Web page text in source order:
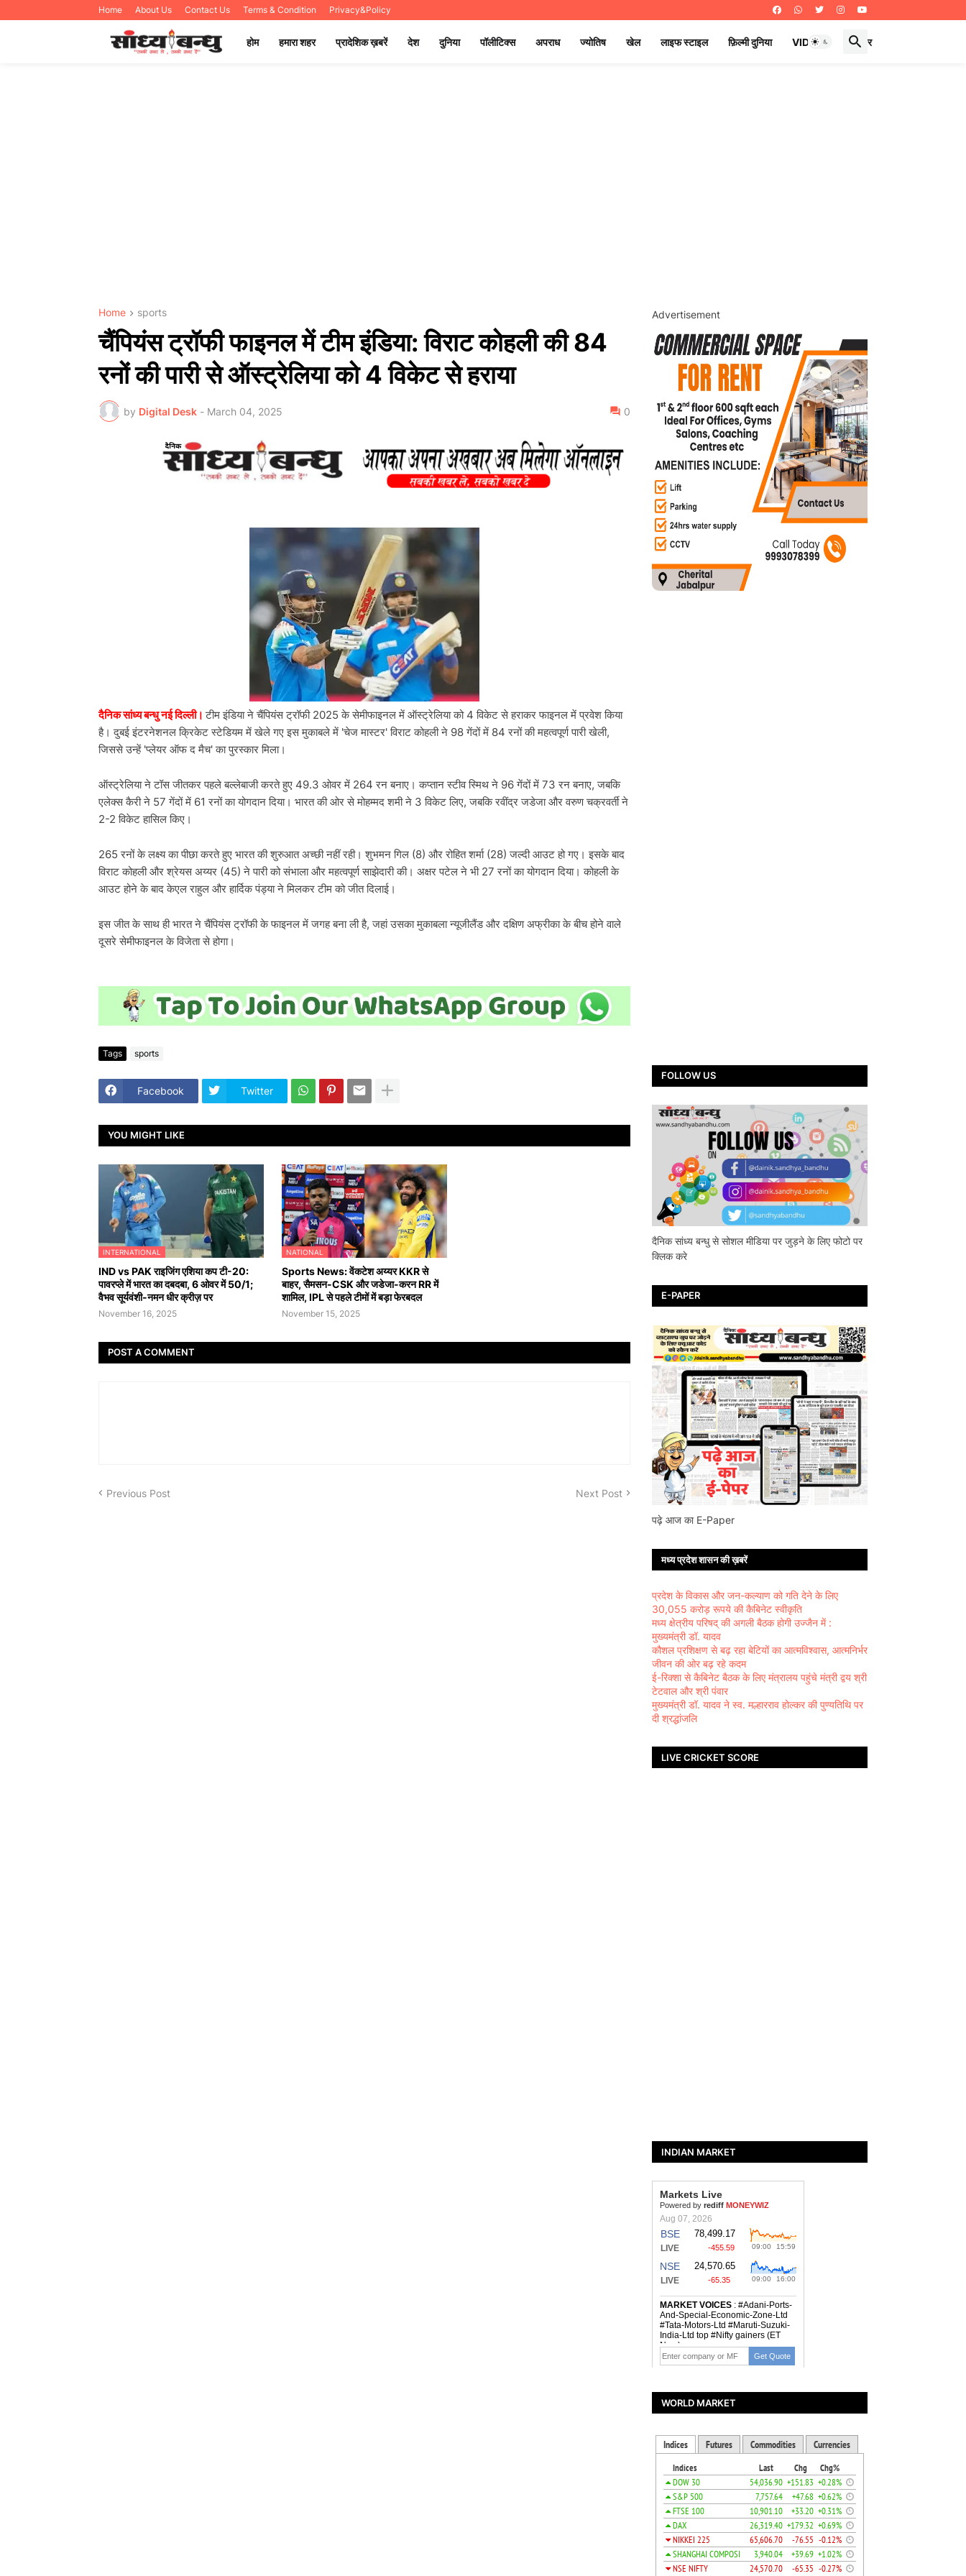
Home About Us Contact Us Terms & Condition Privacy&Policy
होम हमारा शहर प्रादेशिक ख़बरें देश दुनिया पॉलीटिक्स अपराध ज्योतिष खेल लाइफ स्टाइल फ़िल्मी दुनिया VIDEOS ई पेपर
Home sports
चैंपियंस ट्रॉफी फाइनल में टीम इंडिया: विराट कोहली की 84
रनों की पारी से ऑस्ट्रेलिया को 4 विकेट से हराया
by Digital Desk - March 04, 2025 0
दैनिक सांध्य बन्धु नई दिल्ली।टीम इंडिया ने चैंपियंस ट्रॉफी 2025 के सेमीफाइनल में ऑस्ट्रेलिया को 4 विकेट से हराकर फाइनल में प्रवेश किया
है। दुबई इंटरनेशनल क्रिकेट स्टेडियम में खेले गए इस मुकाबले में 'चेज मास्टर' विराट कोहली ने 98 गेंदों में 84 रनों की महत्वपूर्ण पारी खेली,
जिससे उन्हें 'प्लेयर ऑफ द मैच' का पुरस्कार मिला।
ऑस्ट्रेलिया ने टॉस जीतकर पहले बल्लेबाजी करते हुए 49.3 ओवर में 264 रन बनाए। कप्तान स्टीव स्मिथ ने 96 गेंदों में 73 रन बनाए, जबकि
एलेक्स कैरी ने 57 गेंदों में 61 रनों का योगदान दिया। भारत की ओर से मोहम्मद शमी ने 3 विकेट लिए, जबकि रवींद्र जडेजा और वरुण चक्रवर्ती ने
2-2 विकेट हासिल किए।
265 रनों के लक्ष्य का पीछा करते हुए भारत की शुरुआत अच्छी नहीं रही। शुभमन गिल (8) और रोहित शर्मा (28) जल्दी आउट हो गए। इसके बाद
विराट कोहली और श्रेयस अय्यर (45) ने पारी को संभाला और महत्वपूर्ण साझेदारी की। अक्षर पटेल ने भी 27 रनों का योगदान दिया। कोहली के
आउट होने के बाद केएल राहुल और हार्दिक पंड्या ने मिलकर टीम को जीत दिलाई।
इस जीत के साथ ही भारत ने चैंपियंस ट्रॉफी के फाइनल में जगह बना ली है, जहां उसका मुकाबला न्यूजीलैंड और दक्षिण अफ्रीका के बीच होने वाले
दूसरे सेमीफाइनल के विजेता से होगा।
Tags sports
Facebook Twitter
YOU MIGHT LIKE
INTERNATIONAL
IND vs PAK राइजिंग एशिया कप टी-20:
पावरप्ले में भारत का दबदबा, 6 ओवर में 50/1;
वैभव सूर्यवंशी-नमन धीर क्रीज़ पर
November 16, 2025
NATIONAL
Sports News: वेंकटेश अय्यर KKR से
बाहर, सैमसन-CSK और जडेजा-करन RR में
शामिल, IPL से पहले टीमों में बड़ा फेरबदल
November 15, 2025
POST A COMMENT
Previous Post Next Post
Advertisement
FOLLOW US
दैनिक सांध्य बन्धु से सोशल मीडिया पर जुड़ने के लिए फोटो पर
क्लिक करे
E-PAPER
पढ़े आज का E-Paper
मध्य प्रदेश शासन की ख़बरें
प्रदेश के विकास और जन-कल्याण को गति देने के लिए
30,055 करोड़ रूपये की कैबिनेट स्वीकृति
मध्य क्षेत्रीय परिषद् की अगली बैठक होगी उज्जैन में :
मुख्यमंत्री डॉ. यादव
कौशल प्रशिक्षण से बढ़ रहा बेटियों का आत्मविश्वास, आत्मनिर्भर
जीवन की ओर बढ़ रहे कदम
ई-रिक्शा से कैबिनेट बैठक के लिए मंत्रालय पहुंचे मंत्री द्वय श्री
टेटवाल और श्री पंवार
मुख्यमंत्री डॉ. यादव ने स्व. मल्हारराव होल्कर की पुण्यतिथि पर
दी श्रद्धांजलि
LIVE CRICKET SCORE
INDIAN MARKET
WORLD MARKET